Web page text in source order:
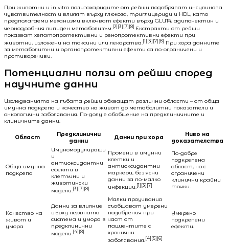
При животни и in vitro полизахаридите от рейши подобряват инсулинова
чувствителност и влияят върху глюкоза, триглицериди и HDL, като
предполагаеми механизми включват ефекти върху GLUT4, адипонектин и
чернодробния липиден метаболизъм.[2][3][7][8] Екстракти от рейши
показват хепатопротективни и ренопротективни ефекти при
животни, изложени на токсини или лекарства.[1][3][7][8] При хора данните
за метаболитни и органопротективни ефекти са по-ограничени и
противоречиви.
Потенциални ползи от рейши според
научните данни
Изследванията на гъбата рейши обхващат различни области – от обща
имунна подкрепа и качество на живот до метаболитни показатели и
онкологични заболявания. По-долу е обобщение на предклиничните и
клиничните данни.
Област
Предклинични
данни
Данни при хора
Ниво на
доказателства
Обща имунна
подкрепа
Имуномодулиращи
и
антиоксидантни
ефекти в
клетъчни и
животински
модели.[3][7][8]
Промени в имунни
клетки и
антиоксидантни
маркери, без ясни
данни за по-малко
инфекции.[1][3][7]
По-добре
подкрепена
област, но с
ограничени
клинични крайни
точки.
Качество на
живот и
умора
Данни за влияние
върху нервната
система и умора в
предклинични
модели.[4][8]
Малки проучвания
съобщават умерени
подобрения при
част от
пациентите с
хронични
заболявания.[4][5][6]
Умерено
подкрепени
ефекти.